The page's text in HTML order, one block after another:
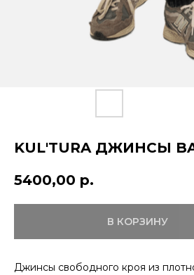
KUL'TURA ДЖИНСЫ
5400,00 р.
В КОРЗИНУ
Джинсы свободного кроя из
ОПЛАТА